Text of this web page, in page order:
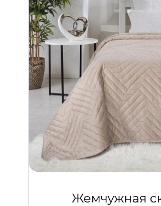
Жемчужная